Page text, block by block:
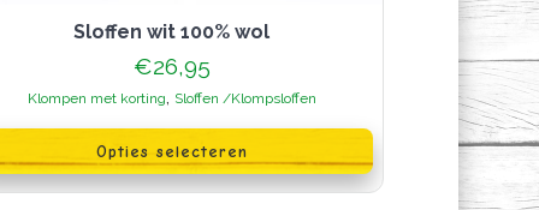
sloffen wit 100% wol
€26,95
Klompen met korting, Sloffen /Klompsloffen
Opties selecteren